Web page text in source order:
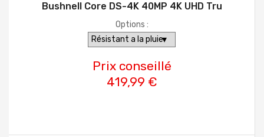
Bushnell Core DS-4K 40MP 4K UHD Tru
Options :
Prix conseillé
419,99 €